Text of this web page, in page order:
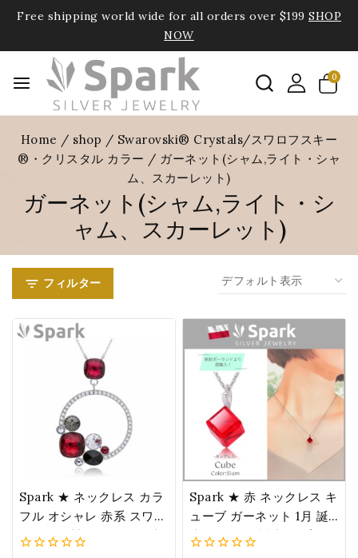
Free shipping world wide for all orders over $199 SHOP
NOW
0
Home / shop / Swarovski® Crystals/スワロフスキー
®・クリスタル カラー / ガーネット(シャム,ライト・シャ
ム、スカーレット)
ガーネット(シャム,ライト・シ
ャム、スカーレット)
フィルター
Spark ★ ネックレス カラ
フル オシャレ 赤系 スワロ
フスキー製 クリスタル 大
Spark ★ 赤 ネックレス キ
ューブ ガーネット 1月 誕
生石 カラー 誕生日 プレゼ